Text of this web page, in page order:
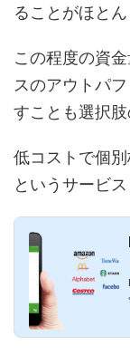
ることがほとん
この程度の資
スのアウトパ
すことも選択肢
低コストで個
というサービス